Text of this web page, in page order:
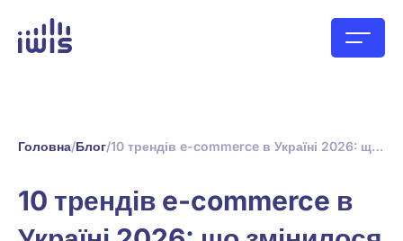
Головна/Блог/ 10 трендів e-commerce в Україні 2026: що змінилося після початку війни
10 трендів e-commerce в